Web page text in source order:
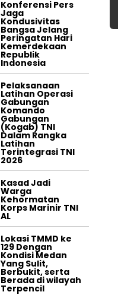
Konferensi Pers
Jaga
Kondusivitas
Bangsa Jelang
Peringatan Hari
Kemerdekaan
Republik
Indonesia
Pelaksanaan
Latihan Operasi
Gabungan
Komando
Gabungan
(Kogab) TNI
Dalam Rangka
Latihan
Terintegrasi TNI
2026
Kasad Jadi
Warga
Kehormatan
Korps Marinir TNI
AL
Lokasi TMMD ke
129 Dengan
Kondisi Medan
Yang Sulit,
Berbukit, serta
Berada di wilayah
Terpencil